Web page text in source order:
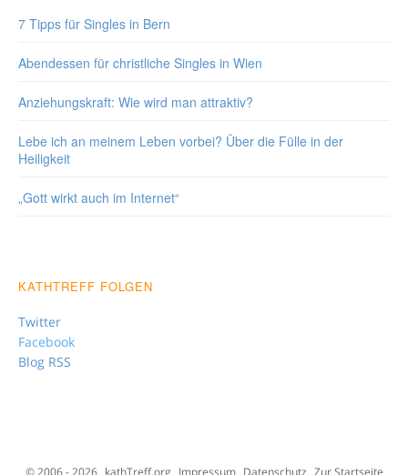
7 Tipps für Singles in Bern
Abendessen für christliche Singles in Wien
Anziehungskraft: Wie wird man attraktiv?
Lebe ich an meinem Leben vorbei? Über die Fülle in der
Heiligkeit
„Gott wirkt auch im Internet“
KATHTREFF FOLGEN
Twitter
Facebook
Blog RSS
© 2006 - 2026 kathTreff.org Impressum Datenschutz Zur Startseite